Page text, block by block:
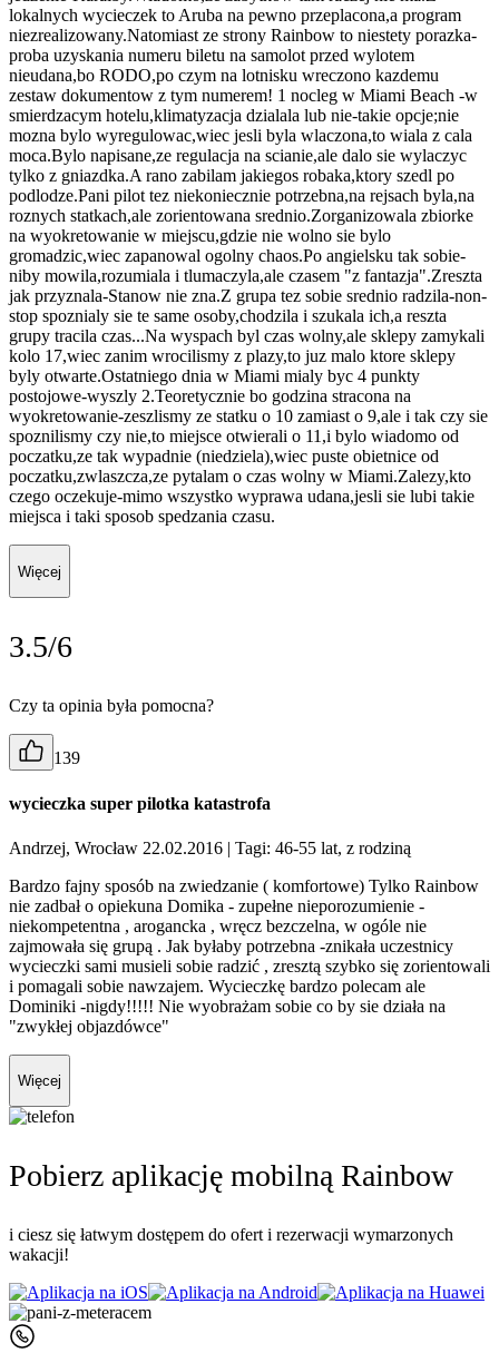
lokalnych wycieczek to Aruba na pewno przeplacona,a program
niezrealizowany.Natomiast ze strony Rainbow to niestety porazka-
proba uzyskania numeru biletu na samolot przed wylotem
nieudana,bo RODO,po czym na lotnisku wreczono kazdemu
zestaw dokumentow z tym numerem! 1 nocleg w Miami Beach -w
smierdzacym hotelu,klimatyzacja dzialala lub nie-takie opcje;nie
mozna bylo wyregulowac,wiec jesli byla wlaczona,to wiala z cala
moca.Bylo napisane,ze regulacja na scianie,ale dalo sie wylaczyc
tylko z gniazdka.A rano zabilam jakiegos robaka,ktory szedl po
podlodze.Pani pilot tez niekoniecznie potrzebna,na rejsach byla,na
roznych statkach,ale zorientowana srednio.Zorganizowala zbiorke
na wyokretowanie w miejscu,gdzie nie wolno sie bylo
gromadzic,wiec zapanowal ogolny chaos.Po angielsku tak sobie-
niby mowila,rozumiala i tlumaczyla,ale czasem "z fantazja".Zreszta
jak przyznala-Stanow nie zna.Z grupa tez sobie srednio radzila-non-
stop spoznialy sie te same osoby,chodzila i szukala ich,a reszta
grupy tracila czas...Na wyspach byl czas wolny,ale sklepy zamykali
kolo 17,wiec zanim wrocilismy z plazy,to juz malo ktore sklepy
byly otwarte.Ostatniego dnia w Miami mialy byc 4 punkty
postojowe-wyszly 2.Teoretycznie bo godzina stracona na
wyokretowanie-zeszlismy ze statku o 10 zamiast o 9,ale i tak czy sie
spoznilismy czy nie,to miejsce otwierali o 11,i bylo wiadomo od
poczatku,ze tak wypadnie (niedziela),wiec puste obietnice od
poczatku,zwlaszcza,ze pytalam o czas wolny w Miami.Zalezy,kto
czego oczekuje-mimo wszystko wyprawa udana,jesli sie lubi takie
miejsca i taki sposob spedzania czasu.
Więcej
3.5/6
Czy ta opinia była pomocna?
139
wycieczka super pilotka katastrofa
Andrzej, Wrocław 22.02.2016 | Tagi: 46-55 lat, z rodziną
Bardzo fajny sposób na zwiedzanie ( komfortowe) Tylko Rainbow
nie zadbał o opiekuna Domika - zupełne nieporozumienie -
niekompetentna , arogancka , wręcz bezczelna, w ogóle nie
zajmowała się grupą . Jak byłaby potrzebna -znikała uczestnicy
wycieczki sami musieli sobie radzić , zresztą szybko się zorientowali
i pomagali sobie nawzajem. Wycieczkę bardzo polecam ale
Dominiki -nigdy!!!!! Nie wyobrażam sobie co by sie działa na
"zwykłej objazdówce"
Więcej
Pobierz aplikację mobilną Rainbow
i ciesz się łatwym dostępem do ofert i rezerwacji wymarzonych
wakacji!